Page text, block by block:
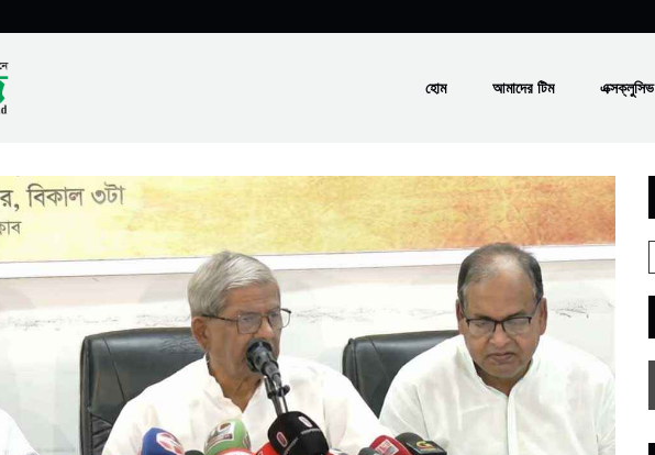
হোম আমাদের টিম এক্সক্লুসিভ